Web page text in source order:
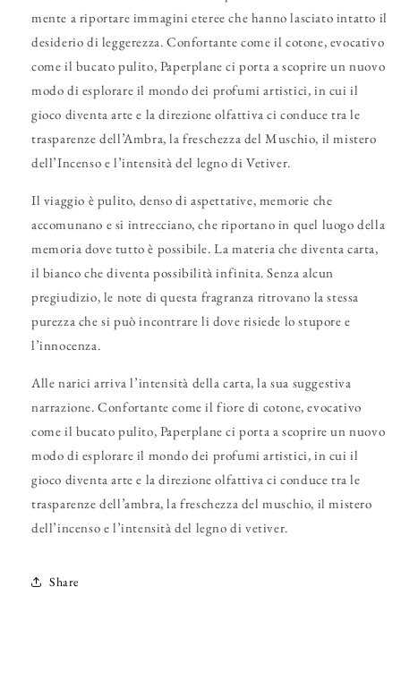
mente a riportare immagini eteree che hanno lasciato intatto il
desiderio di leggerezza. Confortante come il cotone, evocativo
come il bucato pulito, Paperplane ci porta a scoprire un nuovo
modo di esplorare il mondo dei profumi artistici, in cui il
gioco diventa arte e la direzione olfattiva ci conduce tra le
trasparenze dell’Ambra, la freschezza del Muschio, il mistero
dell’Incenso e l’intensità del legno di Vetiver.
Il viaggio è pulito, denso di aspettative, memorie che
accomunano e si intrecciano, che riportano in quel luogo della
memoria dove tutto è possibile. La materia che diventa carta,
il bianco che diventa possibilità infinita. Senza alcun
pregiudizio, le note di questa fragranza ritrovano la stessa
purezza che si può incontrare li dove risiede lo stupore e
l’innocenza.
Alle narici arriva l’intensità della carta, la sua suggestiva
narrazione. Confortante come il fiore di cotone, evocativo
come il bucato pulito, Paperplane ci porta a scoprire un nuovo
modo di esplorare il mondo dei profumi artistici, in cui il
gioco diventa arte e la direzione olfattiva ci conduce tra le
trasparenze dell’ambra, la freschezza del muschio, il mistero
dell’incenso e l’intensità del legno di vetiver.
Share